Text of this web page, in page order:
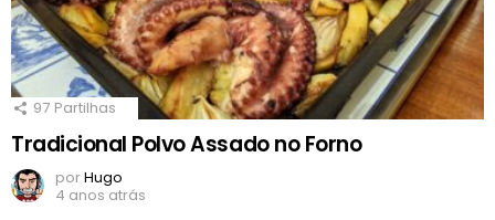
97 Partilhas
Tradicional Polvo Assado no Forno
porHugo
4 anos atrás